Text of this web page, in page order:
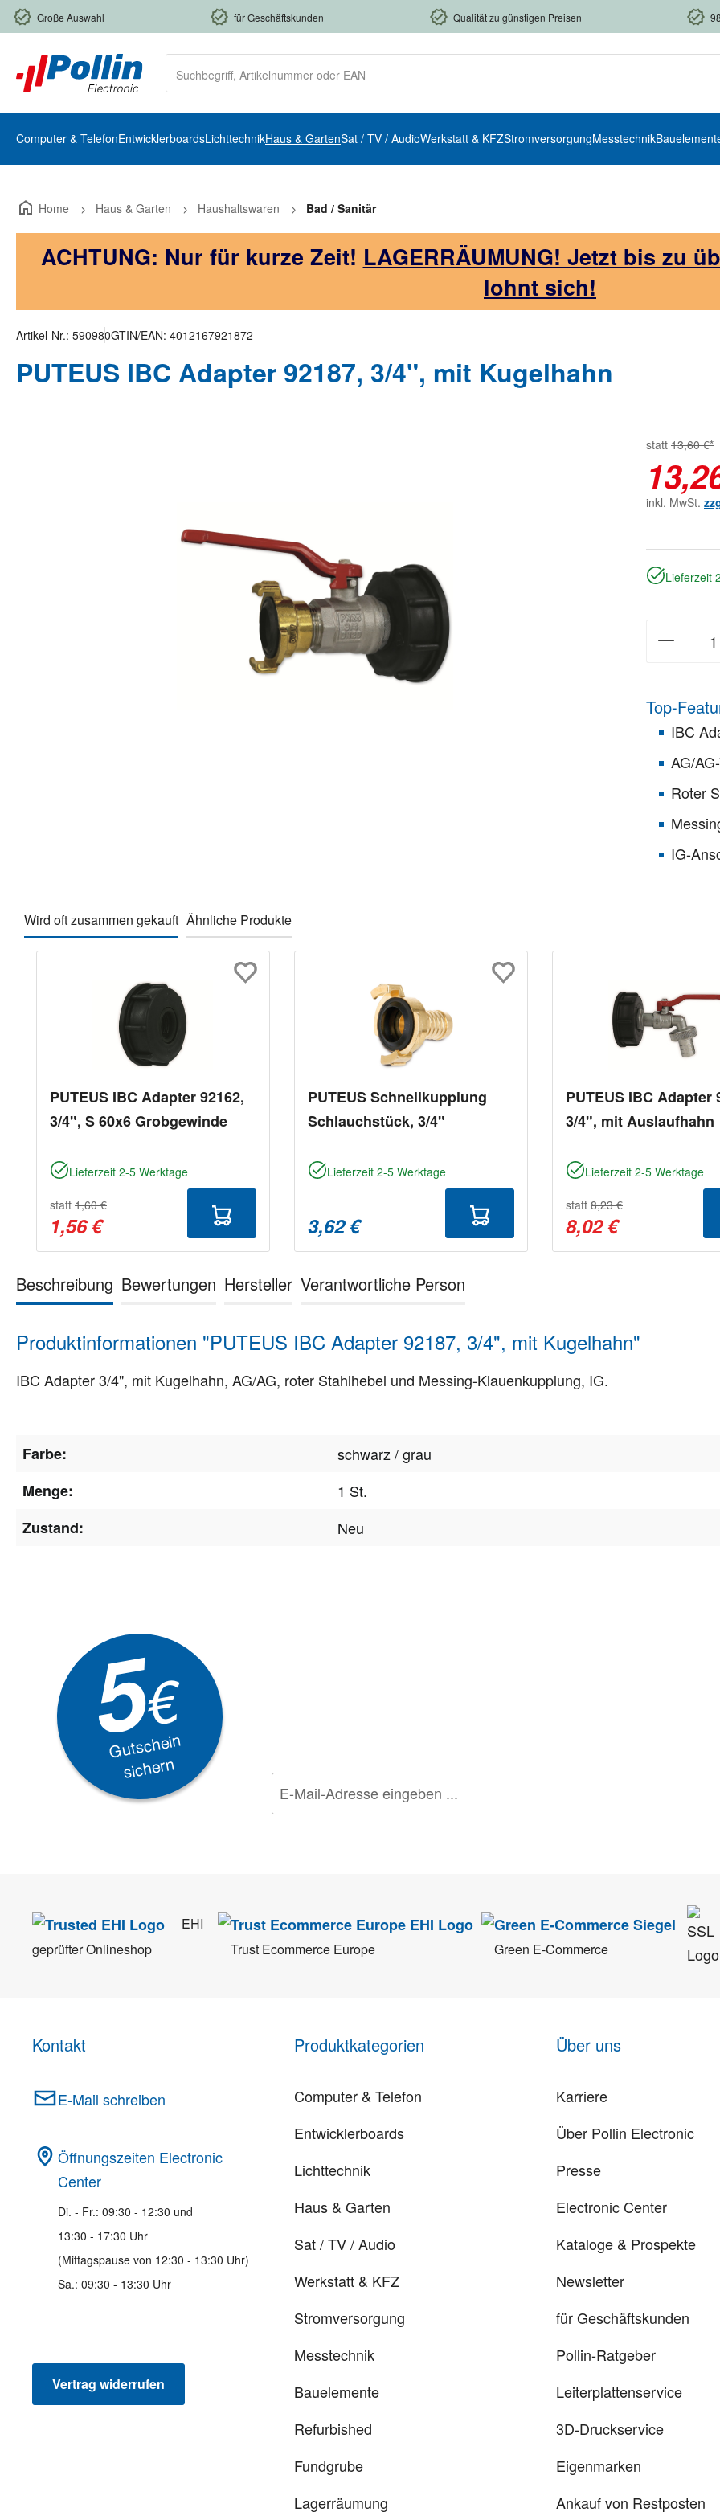
Hauptinhalt springen
Zur Suche springen
Zur Hauptnavigation springen
Große Auswahl für Geschäftskunden Qualität zu günstigen Preisen
Computer & TelefonEntwicklerboardsLichttechnikHaus & GartenSat / TV / AudioWerkstatt & KFZStromversorgungMesstechnik
Home Haus & Garten Haushaltswaren Bad / Sanitär
ACHTUNG: Nur für kurze Zeit! LAGERRÄUMUNG! Jetzt bis zu
lohnt sich!
Artikel-Nr.: 590980GTIN/EAN: 4012167921872
PUTEUS IBC Adapter 92187, 3/4", mit Kugelhahn
statt 13,60 €*
inkl. MwSt.
Lieferzeit
Top-
IBC
AG/
Roter
IG-
Wird oft zusammen gekauft Ähnliche Produkte
PUTEUS IBC Adapter 92162,
3/4", S 60x6 Grobgewinde
Lieferzeit 2-5 Werktage
statt 1,60 €
1,56 €
PUTEUS Schnellkupplung
Schlauchstück, 3/4"
Lieferzeit 2-5 Werktage
3,62 €
PUTEUS IBC Adapter
3/4", mit Auslaufhahn
Lieferzeit 2-5 Werktage
statt 8,23 €
8,02 €
Beschreibung Bewertungen Hersteller Verantwortliche Person
Produktinformationen "PUTEUS IBC Adapter 92187, 3/4", mit Kugelhahn"
IBC Adapter 3/4", mit Kugelhahn, AG/AG, roter Stahlhebel und Messing-Klauenkupplung, IG.
Farbe:
schwarz / grau
Menge:
1 St.
Zustand:
Neu
5€
Gutschein
sichern
EHI
geprüfter Onlineshop
Trust Ecommerce Europe Green E-Commerce
Kontakt
E-Mail schreiben
Öffnungszeiten Electronic
Center
Di. - Fr.: 09:30 - 12:30 und
13:30 - 17:30 Uhr
(Mittagspause von 12:30 - 13:30 Uhr)
Sa.: 09:30 - 13:30 Uhr
Vertrag widerrufen
Produktkategorien
Computer & Telefon
Entwicklerboards
Lichttechnik
Haus & Garten
Sat / TV / Audio
Werkstatt & KFZ
Stromversorgung
Messtechnik
Bauelemente
Refurbished
Fundgrube
Lagerräumung
Über uns
Karriere
Über Pollin Electronic
Presse
Electronic Center
Kataloge & Prospekte
Newsletter
für Geschäftskunden
Pollin-Ratgeber
Leiterplattenservice
3D-Druckservice
Eigenmarken
Ankauf von Restposten